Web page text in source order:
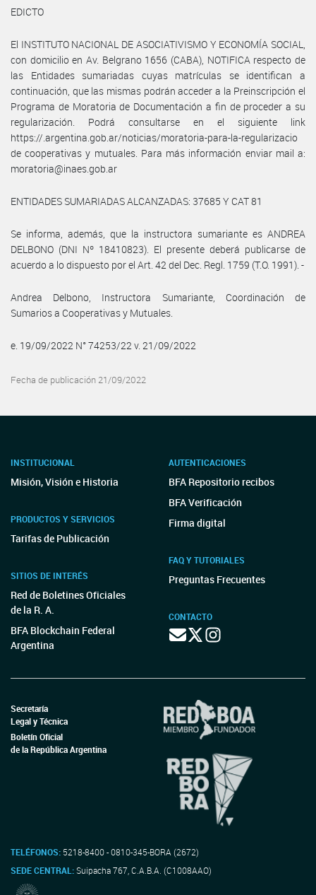
EDICTO
El INSTITUTO NACIONAL DE ASOCIATIVISMO Y ECONOMÍA SOCIAL,
con domicilio en Av. Belgrano 1656 (CABA), NOTIFICA respecto de
las Entidades sumariadas cuyas matrículas se identifican a
continuación, que las mismas podrán acceder a la Preinscripción el
Programa de Moratoria de Documentación a fin de proceder a su
regularización. Podrá consultarse en el siguiente link
https://.argentina.gob.ar/noticias/moratoria-para-la-regularizacio
de cooperativas y mutuales. Para más información enviar mail a:
moratoria@inaes.gob.ar
ENTIDADES SUMARIADAS ALCANZADAS: 37685 Y CAT 81
Se informa, además, que la instructora sumariante es ANDREA
DELBONO (DNI Nº 18410823). El presente deberá publicarse de
acuerdo a lo dispuesto por el Art. 42 del Dec. Regl. 1759 (T.O. 1991). -
Andrea Delbono, Instructora Sumariante, Coordinación de
Sumarios a Cooperativas y Mutuales.
e. 19/09/2022 N° 74253/22 v. 21/09/2022
Fecha de publicación 21/09/2022
INSTITUCIONAL
Misión, Visión e Historia
PRODUCTOS Y SERVICIOS
Tarifas de Publicación
SITIOS DE INTERÉS
Red de Boletines Oficiales
de la R. A.
BFA Blockchain Federal
Argentina
AUTENTICACIONES
BFA Repositorio recibos
BFA Verificación
Firma digital
FAQ Y TUTORIALES
Preguntas Frecuentes
CONTACTO
Secretaría
Legal y Técnica
Boletín Oficial
de la República Argentina
TELÉFONOS: 5218-8400 - 0810-345-BORA (2672)
SEDE CENTRAL:Suipacha 767, C.A.B.A. (C1008AAO)